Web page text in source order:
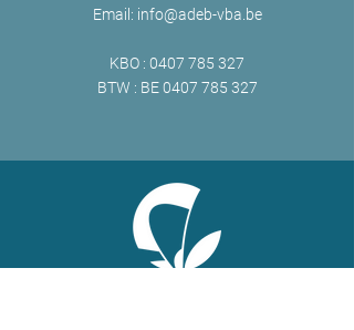
Email: info@adeb-vba.be
KBO : 0407 785 327
BTW : BE0407 785 327